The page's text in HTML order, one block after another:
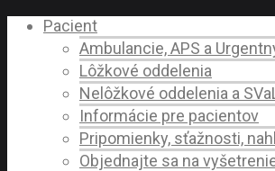
Pacient
Ambulancie, APS a
Lôžkové oddelenia
Nelôžkové oddelenia a
Informácie pre pacientov
Pripomienky, sťažnosti,
Objednajte sa na